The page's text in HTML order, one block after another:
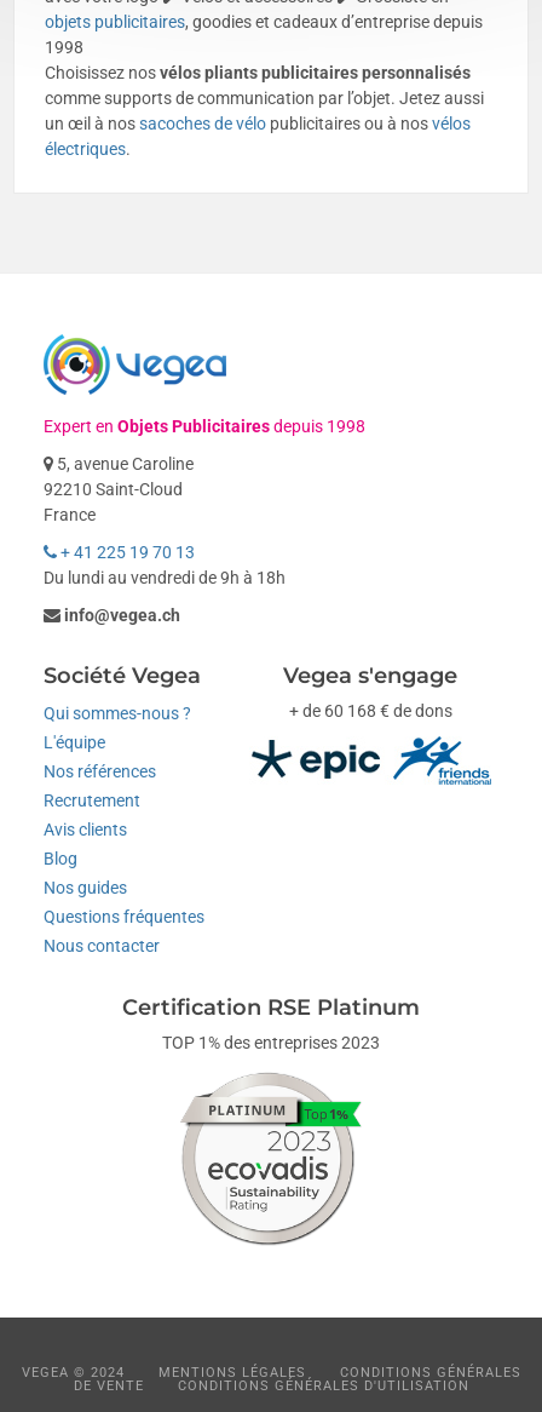
objets publicitaires, goodies et cadeaux d’entreprise depuis
1998
Choisissez nosvélos pliants publicitaires personnalisés
comme supports de communication par l’objet. Jetez aussi
un œil à nossacoches de vélo publicitaires ou à nosvélos
électriques.
Expert enObjets Publicitairesdepuis 1998
5, avenue Caroline
92210 Saint-Cloud
France
+ 41 225 19 70 13
Du lundi au vendredi de 9h à 18h
info@vegea.ch
Société Vegea
Qui sommes-nous ?
L'équipe
Nos références
Recrutement
Avis clients
Blog
Nos guides
Questions fréquentes
Nous contacter
Vegea s'engage
+ de 60 168 € de dons
Certification RSE Platinum
TOP 1% des entreprises 2023
VEGEA © 2024 MENTIONS LÉGALES
CONDITIONS GÉNÉRALES
DE VENTE
CONDITIONS GÉNÉRALES D'UTILISATION